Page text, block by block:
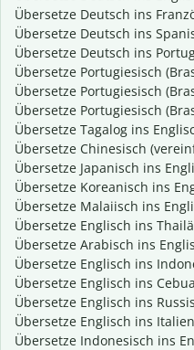
Übersetze Deutsch ins
Übersetze Deutsch ins
Übersetze Deutsch ins
Übersetze Portugiesisch
Übersetze Portugiesisch
Übersetze Portugiesisch
Übersetze Tagalog ins
Übersetze Chinesisch
Übersetze Japanisch ins
Übersetze Koreanisch ins
Übersetze Malaiisch ins
Übersetze Englisch ins
Übersetze Arabisch ins
Übersetze Englisch ins
Übersetze Englisch ins
Übersetze Englisch ins
Übersetze Englisch ins
Übersetze Indonesisch ins